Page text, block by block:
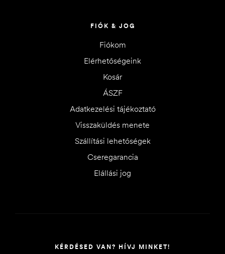
FIÓK & JOG
Fiókom
Elérhetőségeink
Kosár
ÁSZF
Adatkezelési tájékoztató
Visszaküldés menete
Szállítási lehetőségek
Cseregarancia
Elállási jog
KÉRDÉSED VAN? HÍVJ MINKET!